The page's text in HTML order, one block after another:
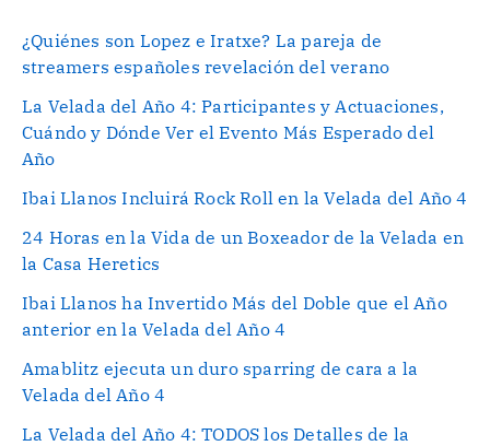
¿Quiénes son Lopez e Iratxe? La pareja de
streamers españoles revelación del verano
La Velada del Año 4: Participantes y Actuaciones,
Cuándo y Dónde Ver el Evento Más Esperado del
Año
Ibai Llanos Incluirá Rock Roll en la Velada del Año 4
24 Horas en la Vida de un Boxeador de la Velada en
la Casa Heretics
Ibai Llanos ha Invertido Más del Doble que el Año
anterior en la Velada del Año 4
Amablitz ejecuta un duro sparring de cara a la
Velada del Año 4
La Velada del Año 4: TODOS los Detalles de la